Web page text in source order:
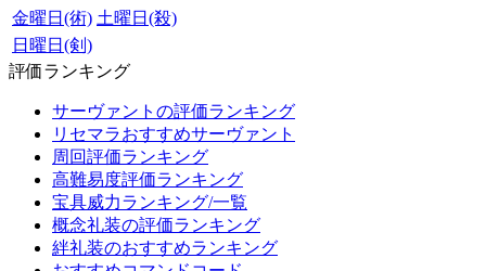
金曜日(術) 土曜日(殺)
日曜日(剣)
評価ランキング
サーヴァントの評価ランキング
リセマラおすすめサーヴァント
周回評価ランキング
高難易度評価ランキング
宝具威力ランキング/一覧
概念礼装の評価ランキング
絆礼装のおすすめランキング